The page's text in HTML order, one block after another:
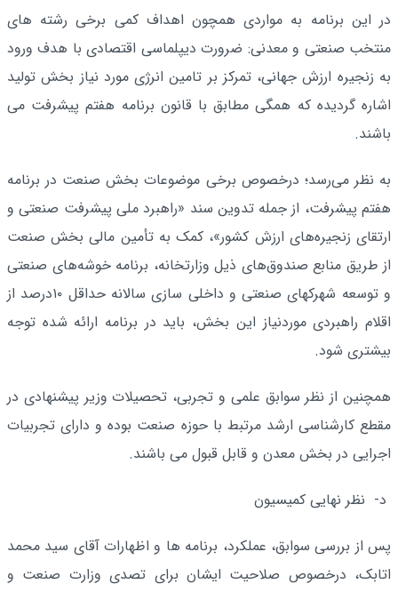
در این برنامه به مواردی همچون اهداف کمی برخی رشته های
منتخب صنعتی و معدنی: ضرورت دیپلماسی اقتصادی با هدف ورود
به زنجیره ارزش جهانی، تمرکز بر تامین انرژی مورد نیاز بخش تولید
اشاره گردیده که همگی مطابق با قانون برنامه هفتم پیشرفت می
باشند.
به نظر می‌رسد؛ درخصوص برخی موضوعات بخش صنعت در برنامه
هفتم پیشرفت، از جمله تدوین سند «راهبرد ملی پیشرفت صنعتی و
ارتقای زنجیره‌های ارزش کشور»، کمک به تأمین مالی بخش صنعت
از طریق منابع صندوق‌های ذیل وزارتخانه، برنامه خوشه‌های صنعتی
و توسعه شهرکهای صنعتی و داخلی سازی سالانه حداقل ۱۰درصد از
اقلام راهبردی موردنیاز این بخش، باید در برنامه ارائه شده توجه
بیشتری شود.
همچنین از نظر سوابق علمی و تجربی، تحصیلات وزیر پیشنهادی در
مقطع کارشناسی ارشد مرتبط با حوزه صنعت بوده و دارای تجربیات
اجرایی در بخش معدن و قابل قبول می باشند.
د- نظر نهایی کمیسیون
پس از بررسی سوابق، عملکرد، برنامه ها و اظهارات آقای سید محمد
اتابک، درخصوص صلاحیت ایشان برای تصدی وزارت صنعت و